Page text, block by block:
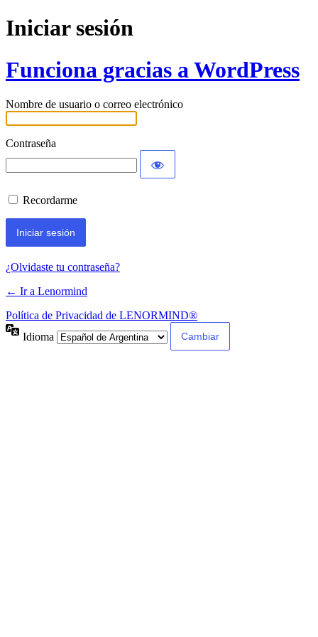
Iniciar sesión
Funciona gracias a WordPress
Nombre de usuario o correo electrónico
Contraseña
Recordarme
¿Olvidaste tu contraseña?
← Ir a Lenormind
Política de Privacidad de LENORMIND®
Idioma